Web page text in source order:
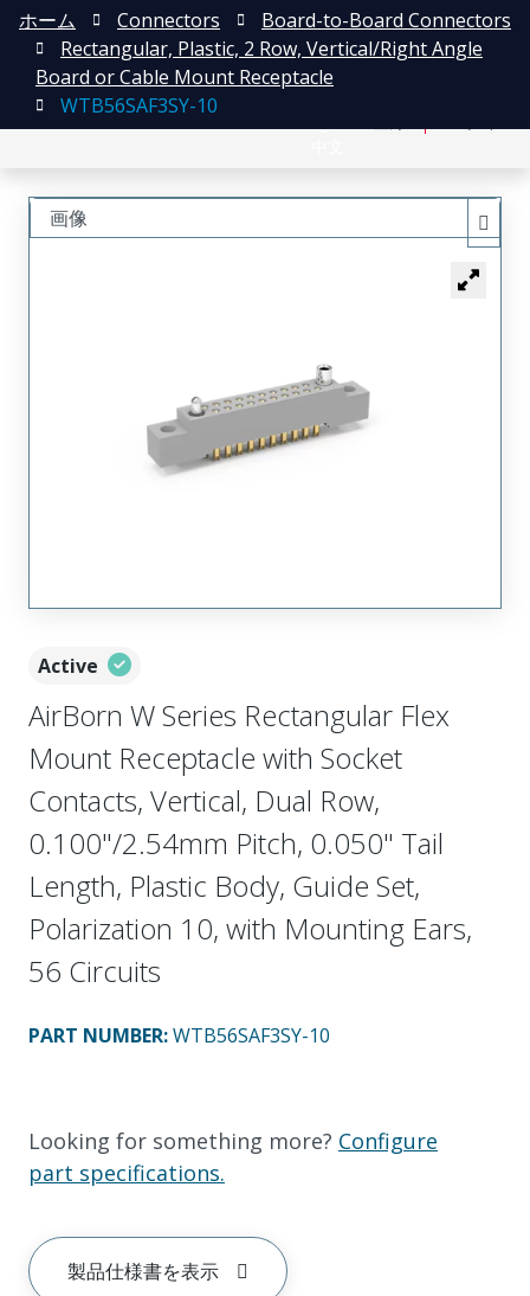
ホーム Connectors
Board-to-Board Connectors
Rectangular, Plastic, 2 Row, Vertical/Right Angle
Board or Cable Mount Receptacle
WTB56SAF3SY-10
Active
AirBorn W Series Rectangular Flex
Mount Receptacle with Socket
Contacts, Vertical, Dual Row,
0.100"/2.54mm Pitch, 0.050" Tail
Length, Plastic Body, Guide Set,
Polarization 10, with Mounting Ears,
56 Circuits
PART NUMBER:WTB56SAF3SY-10
Looking for something more? Configure
part specifications.
製品仕様書を表示
画像